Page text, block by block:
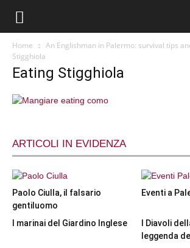
Home An Englishman in Palermo: survival tips
Stigghiola
Eating Stigghiola
ARTICOLI IN EVIDENZA
Paolo Ciulla, il falsario
gentiluomo
Eventi a
I marinai del Giardino Inglese
I Diavoli
leggenda